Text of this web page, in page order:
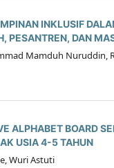
INKLUSIF
PESANTREN, DAN
Mamduh Nuruddin,
ALPHABET BOARD
USIA 4-5 TAHUN
Wuri Astuti